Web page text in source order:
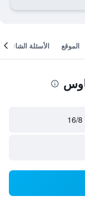
الموقع الأسئلة الشائعة